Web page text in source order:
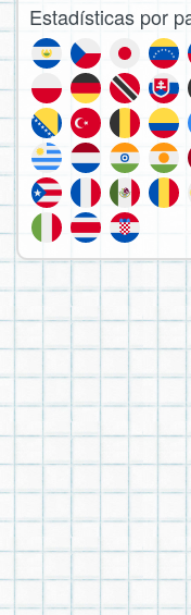
Estadísticas por